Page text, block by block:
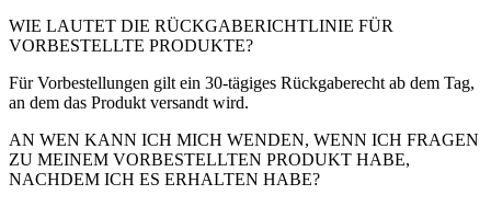
WIE LAUTET DIE RÜCKGABERICHTLINIE FÜR
VORBESTELLTE PRODUKTE?
Für Vorbestellungen gilt ein 30-tägiges Rückgaberecht ab dem Tag,
an dem das Produkt versandt wird.
AN WEN KANN ICH MICH WENDEN, WENN ICH FRAGEN
ZU MEINEM VORBESTELLTEN PRODUKT HABE,
NACHDEM ICH ES ERHALTEN HABE?